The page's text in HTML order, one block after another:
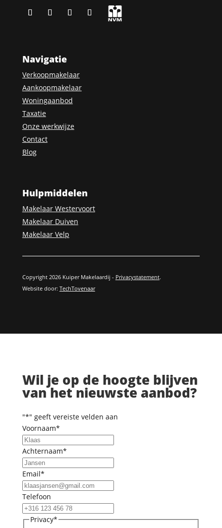
Navigatie
Verkoopmakelaar
Aankoopmakelaar
Woningaanbod
Taxatie
Onze werkwijze
Contact
Blog
Hulpmiddelen
Makelaar Westervoort
Makelaar Duiven
Makelaar Velp
Copyright 2026 Kuiper Makelaardij - Privacystatement.
Website door: TechTovenaar
Wil je op de hoogte blijven
van het nieuwste aanbod?
"*" geeft vereiste velden aan
Voornaam*
Achternaam*
Email*
Telefoon
Privacy*